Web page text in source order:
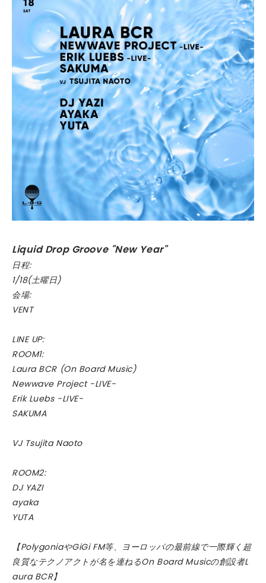
Liquid Drop Groove "New Year"
日程:
1/18(土曜日)
会場:
VENT
LINE UP:
ROOM1:
Laura BCR (On Board Music)
Newwave Project -LIVE-
Erik Luebs -LIVE-
SAKUMA
VJ Tsujita Naoto
ROOM2:
DJ YAZI
ayaka
YUTA
​【PolygoniaやGiGi FM等、ヨーロッパの最前線で一際輝く超
良質なテクノアクトが名を連ねるOn Board Musicの創設者L
aura BCR】